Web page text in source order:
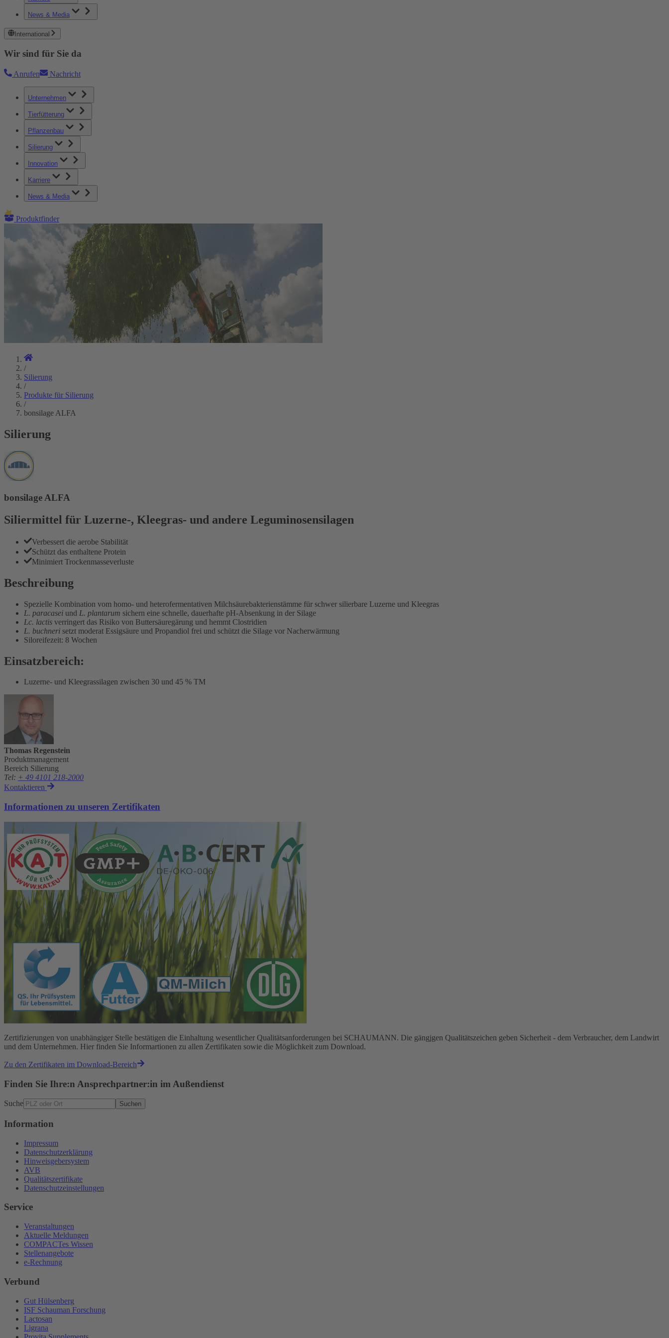
News & Media
International
Wir sind für Sie da
Anrufen Nachricht
Unternehmen
Tierfütterung
Pflanzenbau
Silierung
Innovation
Karriere
News & Media
Produktfinder
/
Silierung
/
Produkte für Silierung
/
bonsilage ALFA
Silierung
bonsilage ALFA
Siliermittel für Luzerne-, Kleegras- und andere Leguminosensilagen
Verbessert die aerobe Stabilität
Schützt das enthaltene Protein
Minimiert Trockenmasseverluste
Beschreibung
Spezielle Kombination vom homo- und heterofermentativen Milchsäurebakterienstämme für schwer silierbare Luzerne und Kleegras
L. paracasei und L. plantarum sichern eine schnelle, dauerhafte pH-Absenkung in der Silage
Lc. lactis verringert das Risiko von Buttersäuregärung und hemmt Clostridien
L. buchneri setzt moderat Essigsäure und Propandiol frei und schützt die Silage vor Nacherwärmung
Siloreifezeit: 8 Wochen
Einsatzbereich:
Luzerne- und Kleegrassilagen zwischen 30 und 45 % TM
Thomas Regenstein
Produktmanagement
Bereich Silierung
Tel: + 49 4101 218-2000
Kontaktieren
Informationen zu unseren Zertifikaten
Zertifizierungen von unabhängiger Stelle bestätigen die Einhaltung wesentlicher Qualitätsanforderungen bei SCHAUMANN. Die gängjgen Qualitätszeichen geben Sicherheit - dem Verbraucher, dem Landwirt
und dem Unternehmen. Hier finden Sie Informartionen zu allen Zertifikaten sowie die Möglichkeit zum Download.
Zu den Zertifikaten im Download-Bereich
Finden Sie Ihre:n Ansprechpartner:in im Außendienst
Suche Suchen
Information
Impressum
Datenschutzerklärung
Hinweisgebersystem
AVB
Qualitätszertifikate
Datenschutzeinstellungen
Service
Veranstaltungen
Aktuelle Meldungen
COMPACTes Wissen
Stellenangebote
e-Rechnung
Verbund
Gut Hülsenberg
ISF Schauman Forschung
Lactosan
Ligrana